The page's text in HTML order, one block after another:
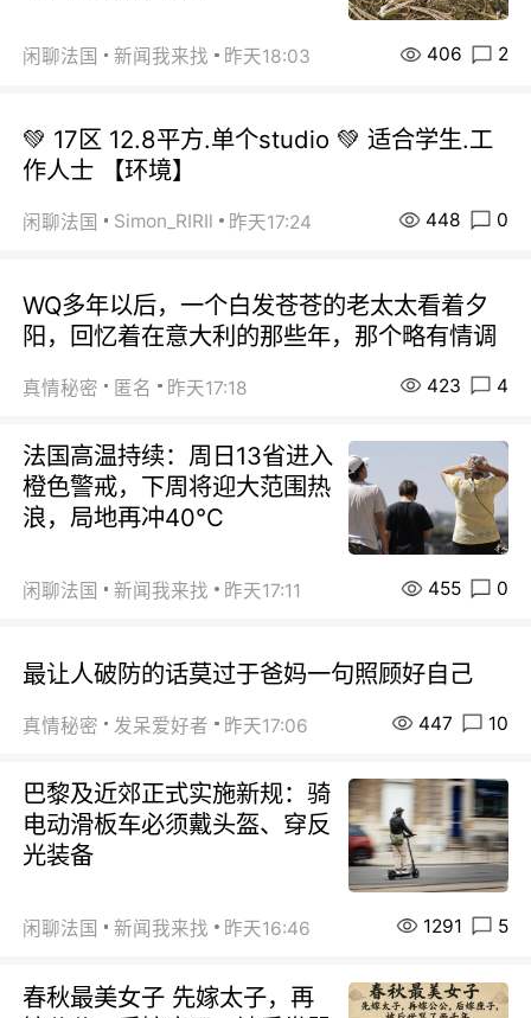
闲聊法国 新闻我来找 昨天18:03 406 2
💚 17区 12.8平方.单个studio 💚 适合学生.工
作人士 【环境】
闲聊法国 Simon_RIRIl 昨天17:24 448 0
WQ多年以后，一个白发苍苍的老太太看着夕
阳，回忆着在意大利的那些年，那个略有情调
真情秘密 匿名 昨天17:18 423 4
法国高温持续：周日13省进入
橙色警戒，下周将迎大范围热
浪，局地再冲40℃
闲聊法国 新闻我来找 昨天17:11 455 0
最让人破防的话莫过于爸妈一句照顾好自己
真情秘密 发呆爱好者 昨天17:06 447 10
巴黎及近郊正式实施新规：骑
电动滑板车必须戴头盔、穿反
光装备
闲聊法国 新闻我来找 昨天16:46 1291 5
春秋最美女子 先嫁太子，再